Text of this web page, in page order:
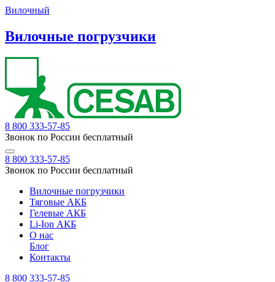
Вилочный
Вилочные погрузчики
8 800 333-57-85
Звонок по России бесплатный
8 800 333-57-85
Звонок по России бесплатный
Вилочные погрузчики
Тяговые АКБ
Гелевые АКБ
Li-Ion АКБ
О нас
Блог
Контакты
8 800 333-57-85